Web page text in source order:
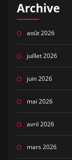
Archive
août 2026
juillet 2026
juin 2026
mai 2026
avril 2026
mars 2026